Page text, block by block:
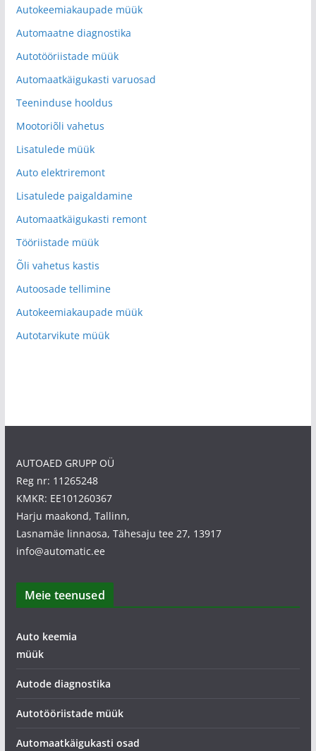
Autokeemiakaupade müük
Automaatne diagnostika
Autotööriistade müük
Automaatkäigukasti varuosad
Teeninduse hooldus
Mootoriõli vahetus
Lisatulede müük
Auto elektriremont
Lisatulede paigaldamine
Automaatkäigukasti remont
Tööriistade müük
Õli vahetus kastis
Autoosade tellimine
Autokeemiakaupade müük
Autotarvikute müük
AUTOAED GRUPP OÜ
Reg nr: 11265248
KMKR: EE101260367
Harju maakond, Tallinn,
Lasnamäe linnaosa, Tähesaju tee 27, 13917
info@automatic.ee
Meie teenused
Auto keemia
müük
Autode diagnostika
Autotööriistade müük
Automaatkäigukasti osad